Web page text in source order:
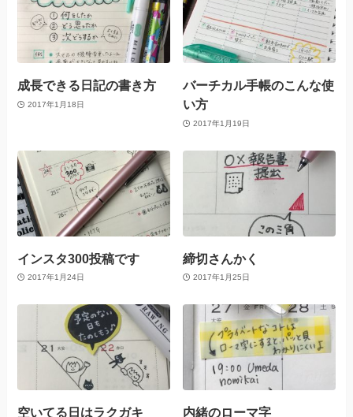
成長できる日記の書き方
2017年1月18日
バーチカル手帳のこんな使
い方
2017年1月19日
インスタ300投稿です
2017年1月24日
締切さんかく
2017年1月25日
空いてる日はラクガキ 内緒のローマ字